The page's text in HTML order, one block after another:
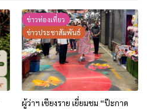
ข่าวท่องเที่ยว
ข่าวประชาสัมพันธ์
ผู้ว่าฯ เชียงราย เยี่ยมชม “ป๊ะกาด